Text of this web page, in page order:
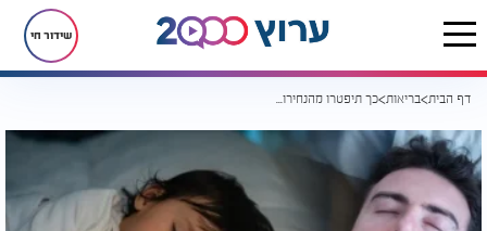
שידור חי
דף הבית בריאות כך תיפטרו מהנחירות ותיהנו משינה איכותית יותר